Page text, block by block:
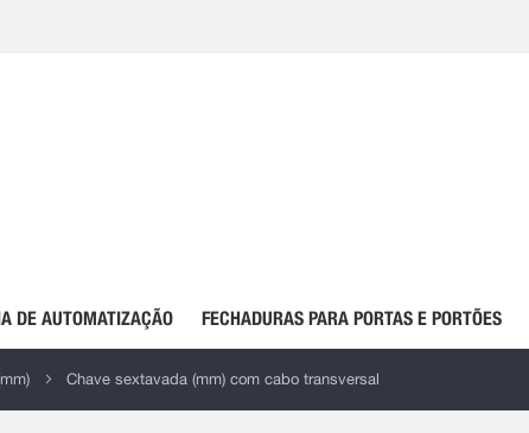
DE AUTOMATIZAÇÃO FECHADURAS PARA PORTAS E PORTÕES
Chave sextavada (mm) com cabo transversal